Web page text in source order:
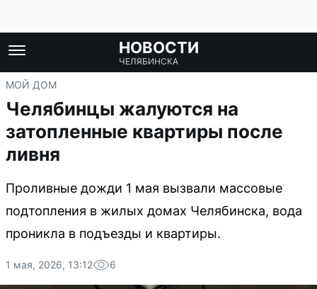
НОВОСТИ
ЧЕЛЯБИНСКА
МОЙ ДОМ
Челябинцы жалуются на
затопленные квартиры после
ливня
Проливные дожди 1 мая вызвали массовые
подтопления в жилых домах Челябинска, вода
проникла в подъезды и квартиры.
1 мая, 2026, 13:12 6